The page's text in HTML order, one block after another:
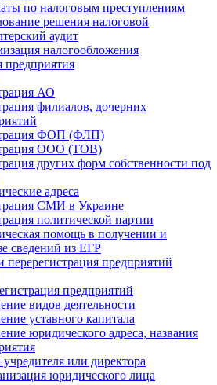
по налоговым преступлениям
решения налоговой
аудит
налогообложения
предприятия
АО
филиалов, дочерних
ФОП (ФЛП)
ООО (ТОВ)
других форм собственности под
адреса
СМИ в Украине
политической партии
помощь в получении и
сведений из ЕГР
перерегистрация предприятий
предприятий
видов деятельности
уставного капитала
юридического адреса, названия
или директора
юридического лица